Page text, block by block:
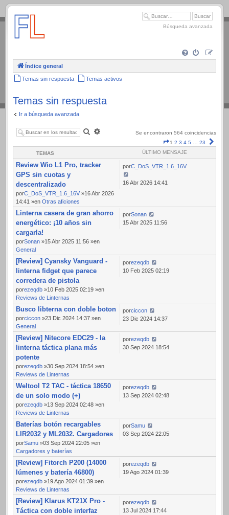
.
Búsqueda avanzada
Índice general
Temas sin respuesta Temas activos
Temas sin respuesta
Ir a búsqueda avanzada
Buscar
Se encontraron 564 coincidencias
Página
23
1 2 3 4 5 23
TEMAS ÚLTIMO MENSAJE
Review Wio L1 Pro, tracker
GPS sin cuotas y
descentralizado
porC_DoS_VTR_1.6_16V »16 Abr 2026
14:41 »en Otras aficiones
porC_DoS_VTR_1.6_16V
16 Abr 2026 14:41
Linterna casera de gran ahorro
energético: ¡10 años sin
cargarla!
porSonan »15 Abr 2025 11:56 »en
General
porSonan
15 Abr 2025 11:56
[Review] Cyansky Vanguard -
linterna fidget que parece
corredera de pistola
porezeqdb »10 Feb 2025 02:19 »en
Reviews de Linternas
porezeqdb
10 Feb 2025 02:19
Busco libterna con doble boton
porciccon »23 Dic 2024 14:37 »en
General
porciccon
23 Dic 2024 14:37
[Review] Nitecore EDC29 - la
linterna táctica plana más
potente
porezeqdb »30 Sep 2024 18:54 »en
Reviews de Linternas
porezeqdb
30 Sep 2024 18:54
Weltool T2 TAC - táctica 18650
de un solo modo (+)
porezeqdb »13 Sep 2024 02:48 »en
Reviews de Linternas
porezeqdb
13 Sep 2024 02:48
Baterías botón recargables
LIR2032 y ML2032. Cargadores
porSamu »03 Sep 2024 22:05 »en
Cargadores y baterías
porSamu
03 Sep 2024 22:05
[Review] Fitorch P200 (14000
lúmenes y batería 46800)
porezeqdb »19 Ago 2024 01:39 »en
Reviews de Linternas
porezeqdb
19 Ago 2024 01:39
[Review] Klarus KT21X Pro -
Táctica con doble interfaz
porezeqdb
13 Jul 2024 17:44